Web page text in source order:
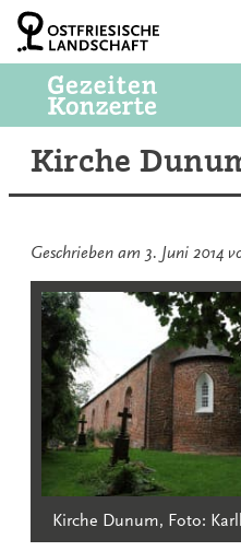
Zum
Inhalt
springen
Kirche
Geschrieben am 3. Juni 2014
Kirche Dunum, Foto: